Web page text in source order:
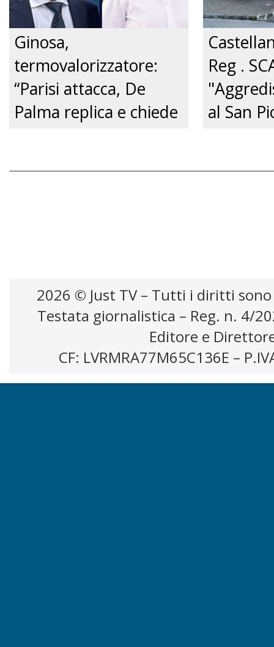
Ginosa,
termovalorizzatore:
“Parisi attacca, De
Palma replica e chiede
Reg .
al San
2026 © Just TV – Tutti i diritti
Testata giornalistica – Reg. n. 4/
Editore e
CF: LVRMRA77M65C136E –